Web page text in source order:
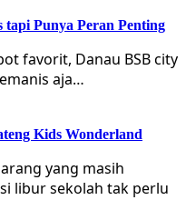
tapi Punya Peran Penting
favorit, Danau BSB city
aja…
Kids Wonderland
yang masih
libur sekolah tak perlu